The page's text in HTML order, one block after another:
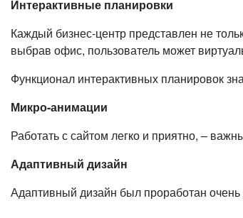
Интерактивные планировки
Каждый бизнес-центр представлен не
выбрав офис, пользователь может
Функционал интерактивных планировок
Микро-анимации
Работать с сайтом легко и приятно, –
Адаптивный дизайн
Адаптивный дизайн был проработан